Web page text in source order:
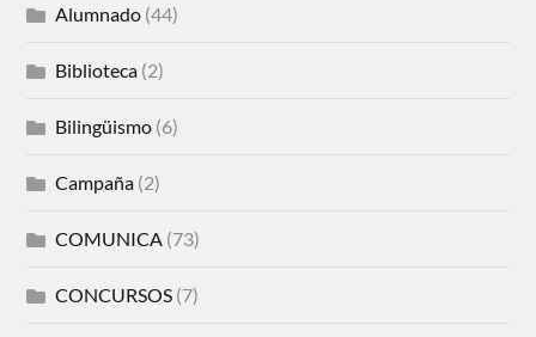
Alumnado (44)
Biblioteca (2)
Bilingüismo (6)
Campaña (2)
COMUNICA (73)
CONCURSOS (7)